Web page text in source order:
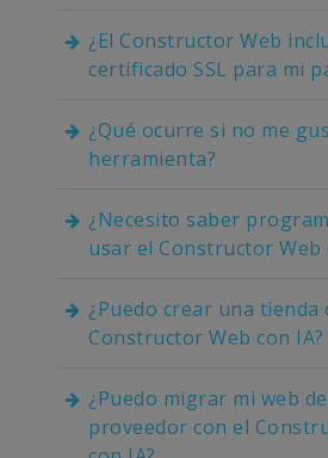
¿El Constructor Web
certificado SSL para mi
¿Qué ocurre si no me
herramienta?
¿Necesito saber
usar el Constructor Web
¿Puedo crear una tienda
Constructor Web con IA?
¿Puedo migrar mi web
proveedor con el